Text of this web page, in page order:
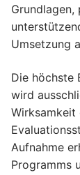
Grundlagen,
Umsetzung
Die höchste
wird
Aufnahme
Programms